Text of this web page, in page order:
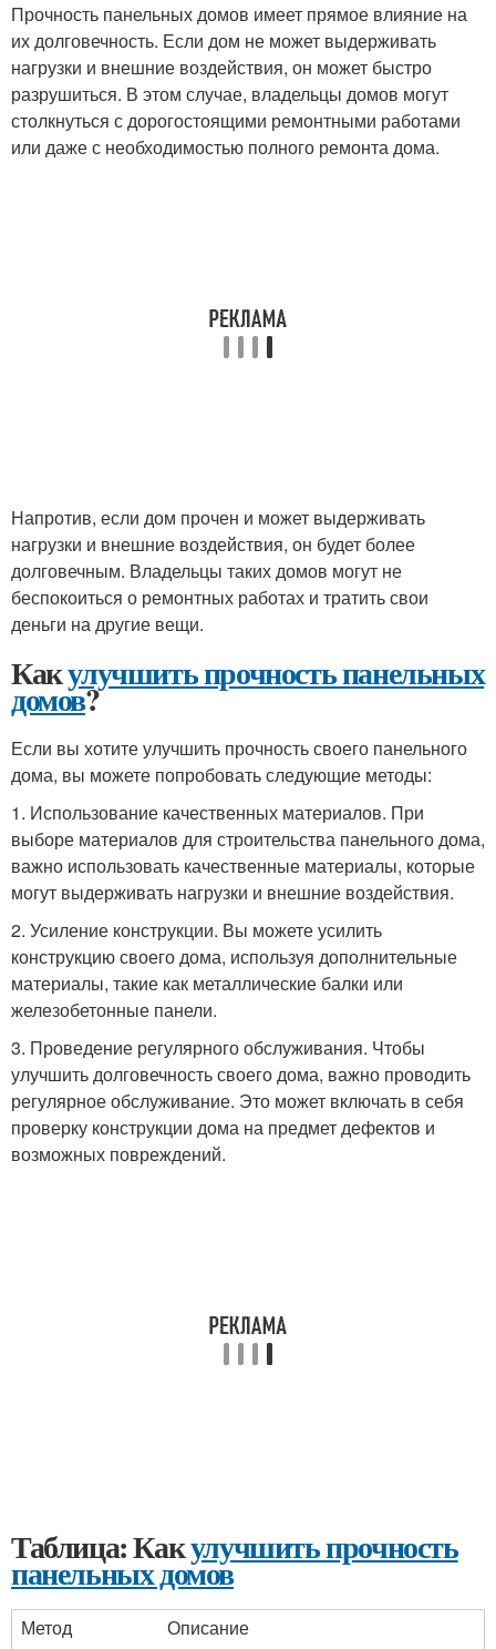
Прочность панельных домов имеет прямое влияние на
их долговечность. Если дом не может выдерживать
нагрузки и внешние воздействия, он может быстро
разрушиться. В этом случае, владельцы домов могут
столкнуться с дорогостоящими ремонтными работами
или даже с необходимостью полного ремонта дома.
Напротив, если дом прочен и может выдерживать
нагрузки и внешние воздействия, он будет более
долговечным. Владельцы таких домов могут не
беспокоиться о ремонтных работах и тратить свои
деньги на другие вещи.
Какулучшить прочность панельных
домов?
Если вы хотите улучшить прочность своего панельного
дома, вы можете попробовать следующие методы:
1. Использование качественных материалов. При
выборе материалов для строительства панельного дома,
важно использовать качественные материалы, которые
могут выдерживать нагрузки и внешние воздействия.
2. Усиление конструкции. Вы можете усилить
конструкцию своего дома, используя дополнительные
материалы, такие как металлические балки или
железобетонные панели.
3. Проведение регулярного обслуживания. Чтобы
улучшить долговечность своего дома, важно проводить
регулярное обслуживание. Это может включать в себя
проверку конструкции дома на предмет дефектов и
возможных повреждений.
Таблица: Какулучшить прочность
панельных домов
Метод Описание